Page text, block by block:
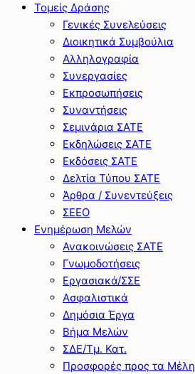
Τομείς Δράσης
Γενικές Συνελεύσεις
Διοικητικά Συμβούλια
Αλληλογραφία
Συνεργασίες
Εκπροσωπήσεις
Συναντήσεις
Σεμινάρια ΣΑΤΕ
Εκδηλώσεις ΣΑΤΕ
Εκδόσεις ΣΑΤΕ
Δελτία Τύπου ΣΑΤΕ
Άρθρα / Συνεντεύξεις
ΣΕΕΟ
Ενημέρωση Μελών
Ανακοινώσεις ΣΑΤΕ
Γνωμοδοτήσεις
Εργασιακά/ΣΣΕ
Ασφαλιστικά
Δημόσια Έργα
Βήμα Μελών
ΣΔΕ/Τμ. Κατ.
Προσφορές προς τα Μέλη